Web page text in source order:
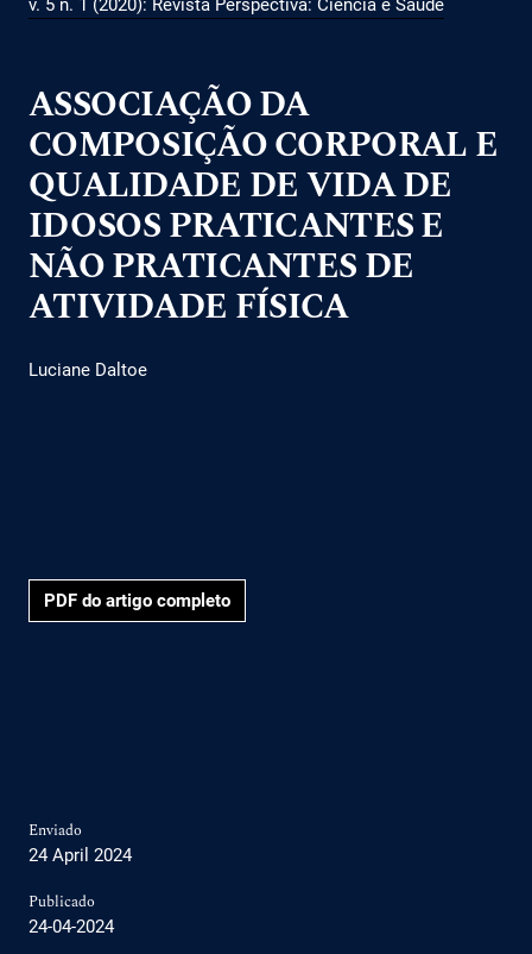
ASSOCIAÇÃO DA
COMPOSIÇÃO CORPORAL E
QUALIDADE DE VIDA DE
IDOSOS PRATICANTES E
NÃO PRATICANTES DE
ATIVIDADE FÍSICA
Luciane Daltoe
PDF do artigo completo
Enviado
24 April 2024
Publicado
24-04-2024